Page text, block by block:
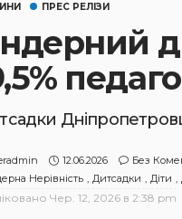
ПРЕС РЕЛІЗИ
12.06.2026 Без
Нерівність
Дитсадки Діти
Чер. 12, 2026 в 2:38 pm